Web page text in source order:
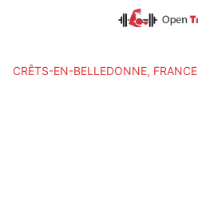
CRÊTS-EN-BELLEDONNE, FRANCE